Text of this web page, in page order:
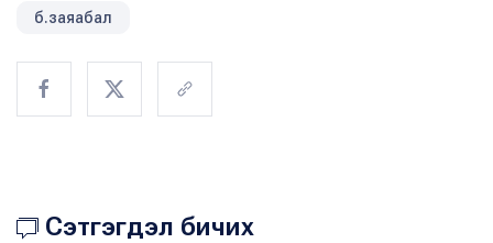
б.заяабал
Сэтгэгдэл бичих